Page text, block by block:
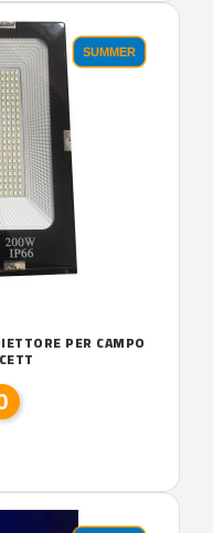
SUMMER
PER CAMPO